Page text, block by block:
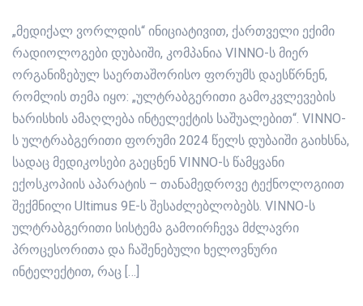
„მედიქალ ვორლდის“ ინიციატივით, ქართველი ექიმი
რადიოლოგები დუბაიში, კომპანია VINNO-ს მიერ
ორგანიზებულ საერთაშორისო ფორუმს დაესწრნენ,
რომლის თემა იყო: „ულტრაბგერითი გამოკვლევების
ხარისხის ამაღლება ინტელექტის საშუალებით“. VINNO-
ს ულტრაბგერითი ფორუმი 2024 წელს დუბაიში გაიხსნა,
სადაც მედიკოსები გაეცნენ VINNO-ს წამყვანი
ექოსკოპიის აპარატის – თანამედროვე ტექნოლოგიით
შექმნილი Ultimus 9E-ს შესაძლებლობებს. VINNO-ს
ულტრაბგერითი სისტემა გამოირჩევა მძლავრი
პროცესორითა და ჩაშენებული ხელოვნური
ინტელექტით, რაც […]